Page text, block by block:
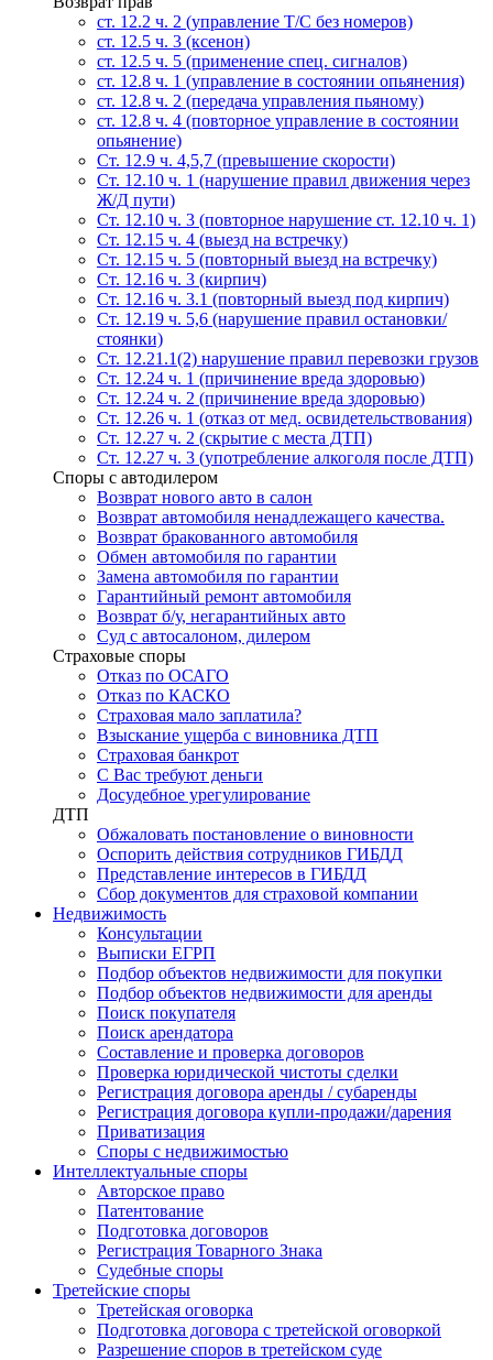
ст. 12.2 ч. 2 (управление Т/С без номеров)
ст. 12.5 ч. 3 (ксенон)
ст. 12.5 ч. 5 (применение спец. сигналов)
cт. 12.8 ч. 1 (управление в состоянии опьянения)
ст. 12.8 ч. 2 (передача управления пьяному)
ст. 12.8 ч. 4 (повторное управление в состоянии
опьянение)
Ст. 12.9 ч. 4,5,7 (превышение скорости)
Ст. 12.10 ч. 1 (нарушение правил движения через
Ж/Д пути)
Ст. 12.10 ч. 3 (повторное нарушение ст. 12.10 ч. 1)
Ст. 12.15 ч. 4 (выезд на встречку)
Ст. 12.15 ч. 5 (повторный выезд на встречку)
Ст. 12.16 ч. 3 (кирпич)
Ст. 12.16 ч. 3.1 (повторный выезд под кирпич)
Ст. 12.19 ч. 5,6 (нарушение правил остановки/
стоянки)
Ст. 12.21.1(2) нарушение правил перевозки грузов
Ст. 12.24 ч. 1 (причинение вреда здоровью)
Ст. 12.24 ч. 2 (причинение вреда здоровью)
Ст. 12.26 ч. 1 (отказ от мед. освидетельствования)
Ст. 12.27 ч. 2 (скрытие с места ДТП)
Ст. 12.27 ч. 3 (употребление алкоголя после ДТП)
Споры с автодилером
Возврат нового авто в салон
Возврат автомобиля ненадлежащего качества.
Возврат бракованного автомобиля
Обмен автомобиля по гарантии
Замена автомобиля по гарантии
Гарантийный ремонт автомобиля
Возврат б/у, негарантийных авто
Суд с автосалоном, дилером
Страховые споры
Отказ по ОСАГО
Отказ по КАСКО
Страховая мало заплатила?
Взыскание ущерба с виновника ДТП
Страховая банкрот
С Вас требуют деньги
Досудебное урегулирование
ДТП
Обжаловать постановление о виновности
Оспорить действия сотрудников ГИБДД
Представление интересов в ГИБДД
Сбор документов для страховой компании
Недвижимость
Консультации
Выписки ЕГРП
Подбор объектов недвижимости для покупки
Подбор объектов недвижимости для аренды
Поиск покупателя
Поиск арендатора
Составление и проверка договоров
Проверка юридической чистоты сделки
Регистрация договора аренды / субаренды
Регистрация договора купли-продажи/дарения
Приватизация
Cпоры с недвижимостью
Интеллектуальные споры
Авторское право
Патентование
Подготовка договоров
Регистрация Товарного Знака
Судебные споры
Третейские споры
Третейская оговорка
Подготовка договора с третейской оговоркой
Разрешение споров в третейском суде